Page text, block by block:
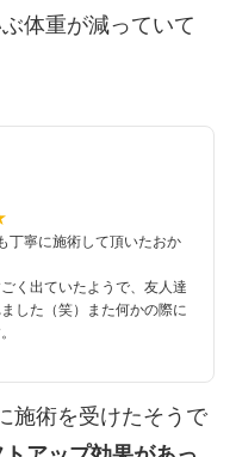
体重が減っていて
丁寧に施術して頂いたおか
く出ていたようで、友人達
した（笑）また何かの際に
施術を受けたそうで